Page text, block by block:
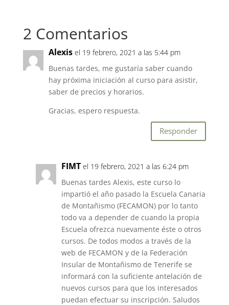
b
o
o
k
A
p
p
2 Comentarios
Alexis el 19 febrero, 2021 a las 5:44 pm
Buenas tardes, me gustaría saber cuando
hay próxima iniciación al curso para asistir,
saber de precios y horarios.
Gracias, espero respuesta.
Responder
FIMT el 19 febrero, 2021 a las 6:24 pm
Buenas tardes Alexis, este curso lo
impartió el año pasado la Escuela Canaria
de Montañismo (FECAMON) por lo tanto
todo va a depender de cuando la propia
Escuela ofrezca nuevamente éste o otros
cursos. De todos modos a través de la
web de FECAMON y de la Federación
Insular de Montañismo de Tenerife se
informará con la suficiente antelación de
nuevos cursos para que los interesados
puedan efectuar su inscripción. Saludos